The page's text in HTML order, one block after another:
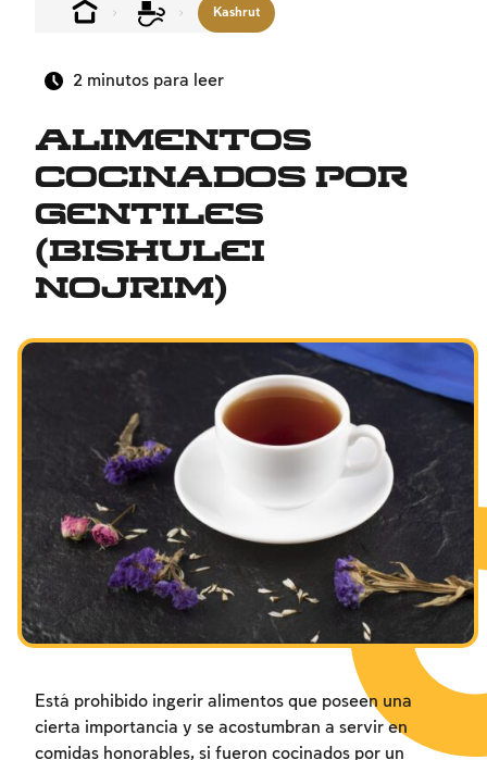
Kashrut
Alimentos
cocinados por
gentiles
(bishulei
nojrim)
2 minutos para leer
Está prohibido ingerir alimentos que poseen una
cierta importancia y se acostumbran a servir en
comidas honorables, si fueron cocinados por un